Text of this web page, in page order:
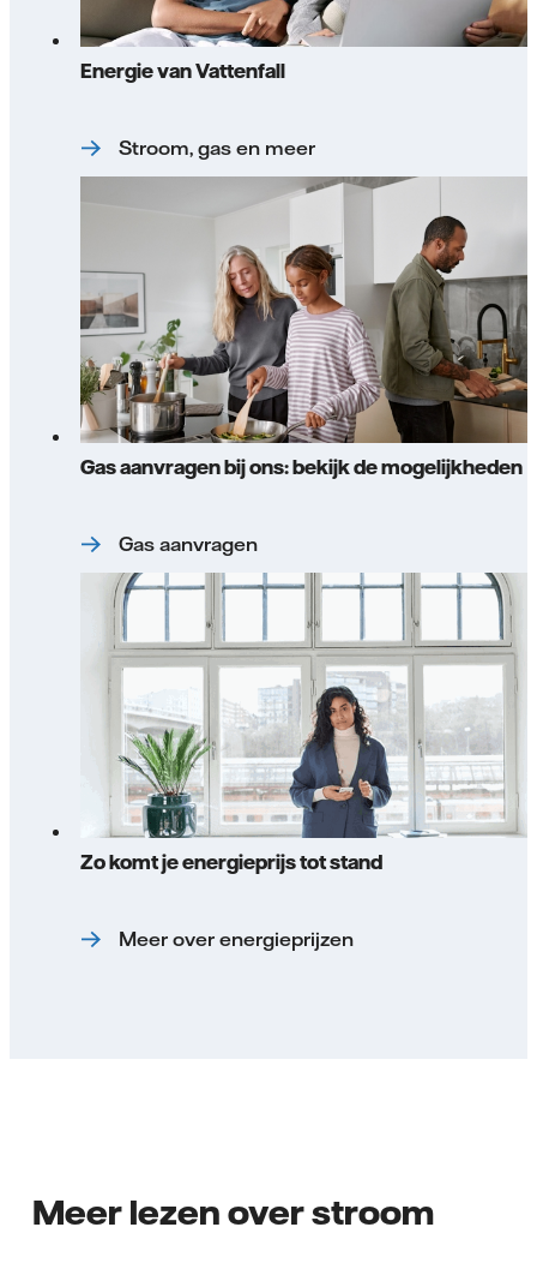
Energie van Vattenfall
Stroom, gas en meer
Gas aanvragen bij ons: bekijk de mogelijkheden
Gas aanvragen
Zo komt je energieprijs tot stand
Meer over energieprijzen
Meer lezen over stroom